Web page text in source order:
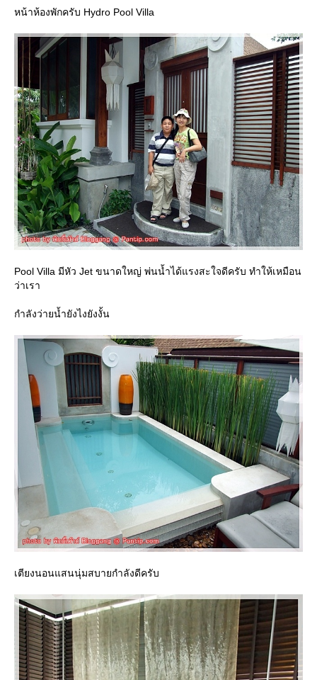
หน้าห้องพักครับ Hydro Pool Villa
Pool Villa มีหัว Jet ขนาดใหญ่ พ่นน้ำได้แรงสะใจดีครับ ทำให้เหมือน
ว่าเรา
กำลังว่ายน้ำยังไงยังงั้น
เตียงนอนแสนนุ่มสบายกำลังดีครับ